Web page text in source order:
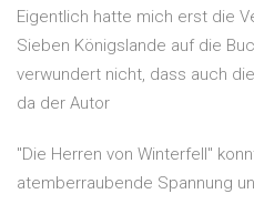
Eigentlich hatte mich erst die
Sieben Königslande auf die
verwundert nicht, dass auch
da der Autor
"Die Herren von Winterfell"
atemberraubende Spannung